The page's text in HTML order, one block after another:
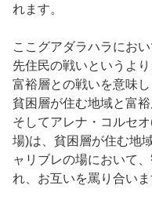
れます。
ここグアダラハラにお
先住民の戦いというよ
富裕層との戦いを意味
貧困層が住む地域と富
そしてアレナ・コルセ
場)は、貧困層が住む地
ャリブレの場において
れ、お互いを罵り合いま